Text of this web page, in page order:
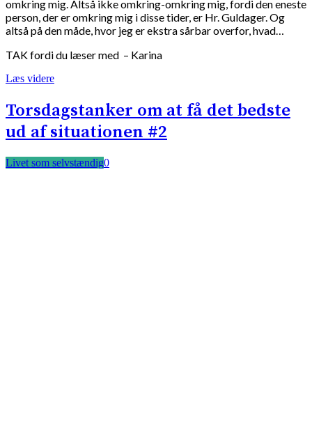
omkring mig. Altså ikke omkring-omkring mig, fordi den eneste
person, der er omkring mig i disse tider, er Hr. Guldager. Og
altså på den måde, hvor jeg er ekstra sårbar overfor, hvad…
TAK fordi du læser med – Karina
Læs videre
Torsdagstanker om at få det bedste
ud af situationen #2
Livet som selvstændig0